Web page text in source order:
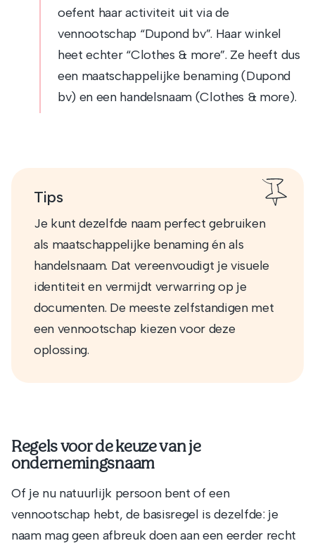
oefent haar activiteit uit via de
vennootschap “Dupond bv”. Haar winkel
heet echter “Clothes & more”. Ze heeft dus
een maatschappelijke benaming (Dupond
bv) en een handelsnaam (Clothes & more).
Tips
Je kunt dezelfde naam perfect gebruiken
als maatschappelijke benaming én als
handelsnaam. Dat vereenvoudigt je visuele
identiteit en vermijdt verwarring op je
documenten. De meeste zelfstandigen met
een vennootschap kiezen voor deze
oplossing.
Regels voor de keuze van je
ondernemingsnaam
Of je nu natuurlijk persoon bent of een
vennootschap hebt, de basisregel is dezelfde: je
naam mag geen afbreuk doen aan een eerder recht